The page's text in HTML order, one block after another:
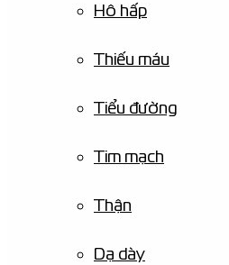
Hô hấp
Thiếu máu
Tiểu đường
Tim mạch
Thận
Dạ dày